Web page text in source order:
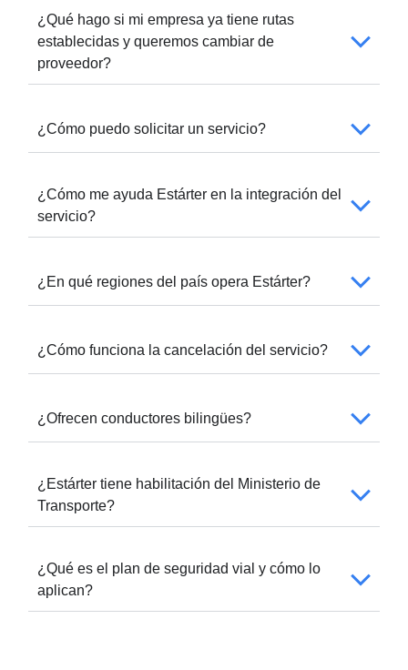
¿Qué hago si mi empresa ya tiene rutas
establecidas y queremos cambiar de
proveedor?
¿Cómo puedo solicitar un servicio?
¿Cómo me ayuda Estárter en la integración del
servicio?
¿En qué regiones del país opera Estárter?
¿Cómo funciona la cancelación del servicio?
¿Ofrecen conductores bilingües?
¿Estárter tiene habilitación del Ministerio de
Transporte?
¿Qué es el plan de seguridad vial y cómo lo
aplican?